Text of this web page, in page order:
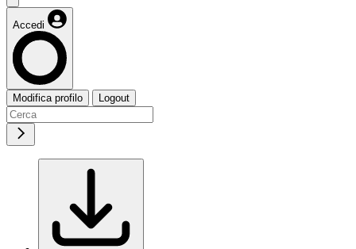
Accedi
Modifica profilo Logout